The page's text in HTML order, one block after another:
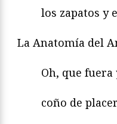
los zapatos y
La Anatomía del
Oh, que fuera
coño de